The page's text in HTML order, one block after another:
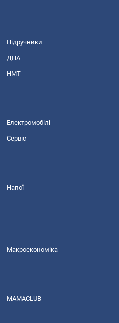
Підручники
ДПА
НМТ
Електромобілі
Сервіс
Напої
Макроекономіка
MAMACLUB